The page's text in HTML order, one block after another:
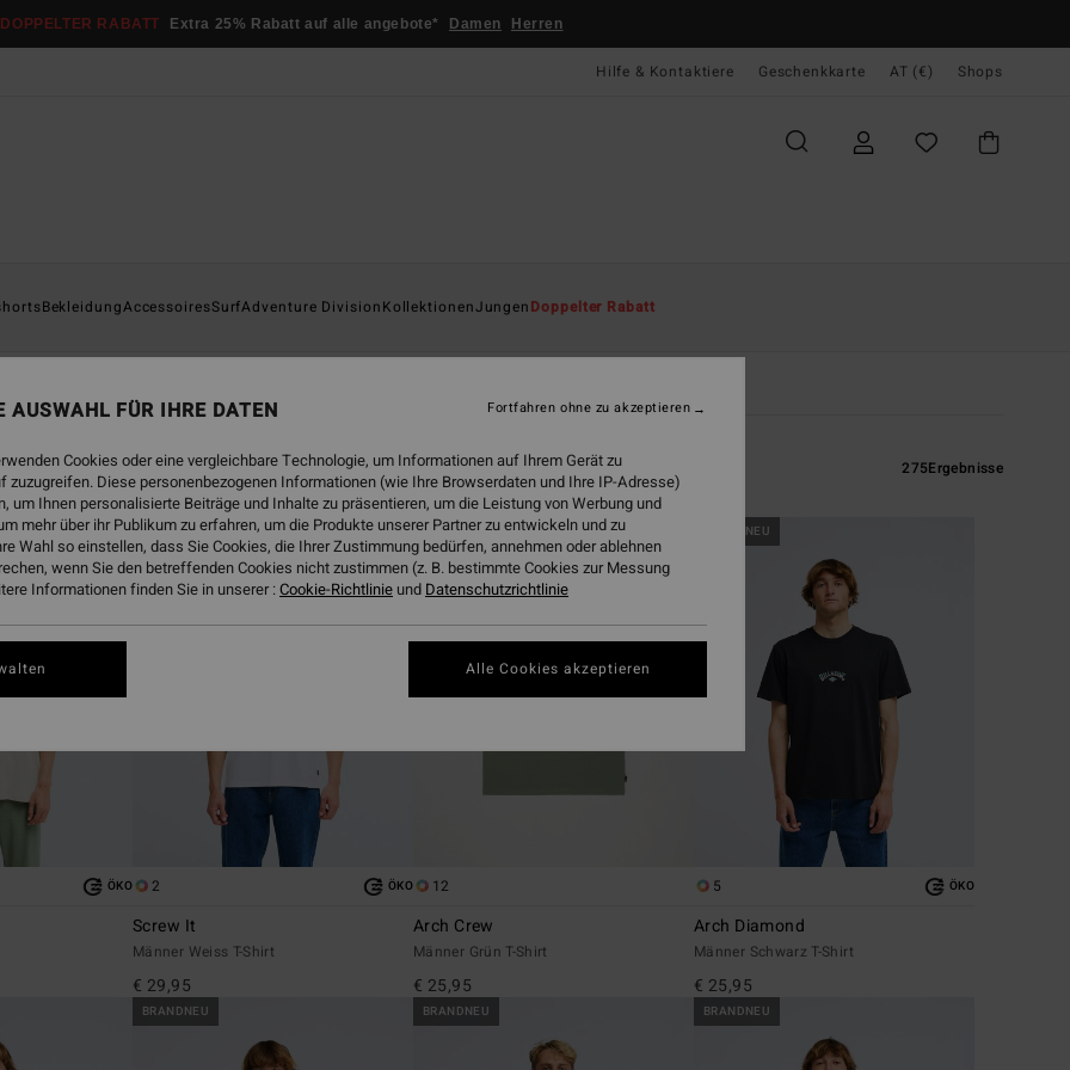
DOPPELTER RABATT Extra 25% Rabatt auf alle angebote* Damen Herren
Hilfe & Kontaktiere Geschenkkarte AT (€) Shops
BekleidungAccessoiresSurfAdventure DivisionKollektionenJungenDoppelter Rabatt
275Ergebnisse
ÖKO
BRANDNEU
2 ÖKO
Screw It
Männer Weiss T-Shirt
€ 29,95
BRANDNEU
12
Arch Crew
Männer Grün T-Shirt
€ 25,95
BRANDNEU
5 ÖKO
Arch Diamond
Männer Schwarz T-Shirt
€ 25,95
BRANDNEU BRANDNEU BRANDNEU
AUSWAHL FÜR IHRE DATEN
Cookies oder eine vergleichbare Technologie, um Informationen auf Ihrem Gerät zu
zuzugreifen. Diese personenbezogenen Informationen (wie Ihre Browserdaten und Ihre IP-Adresse)
um Ihnen personalisierte Beiträge und Inhalte zu präsentieren, um die Leistung von Werbung und
mehr über ihr Publikum zu erfahren, um die Produkte unserer Partner zu entwickeln und zu
Wahl so einstellen, dass Sie Cookies, die Ihrer Zustimmung bedürfen, annehmen oder ablehnen
wenn Sie den betreffenden Cookies nicht zustimmen (z. B. bestimmte Cookies zur Messung
Informationen finden Sie in unserer :Cookie-Richtlinie und Datenschutzrichtlinie
Fortfahren ohne zu akzeptieren
Alle Cookies akzeptieren